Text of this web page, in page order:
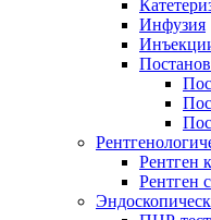
Инфузия
Рентген
Рентген